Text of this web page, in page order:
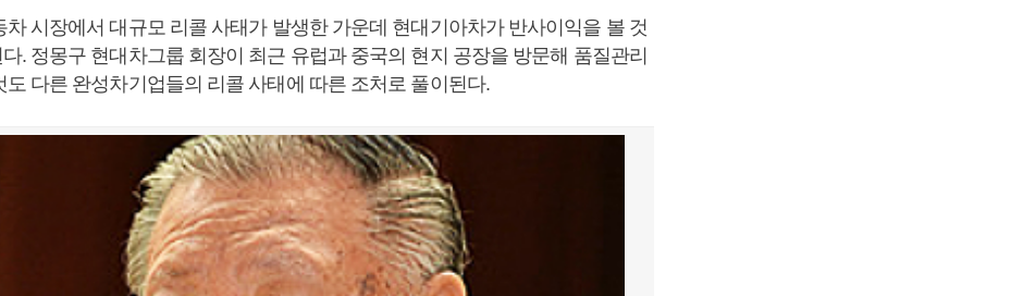
차 시장에서 대규모 리콜 사태가 발생한 가운데 현대기아차가 반사이익을 볼 것
. 정몽구 현대차그룹 회장이 최근 유럽과 중국의 현지 공장을 방문해 품질관리
도 다른 완성차기업들의 리콜 사태에 따른 조처로 풀이된다.